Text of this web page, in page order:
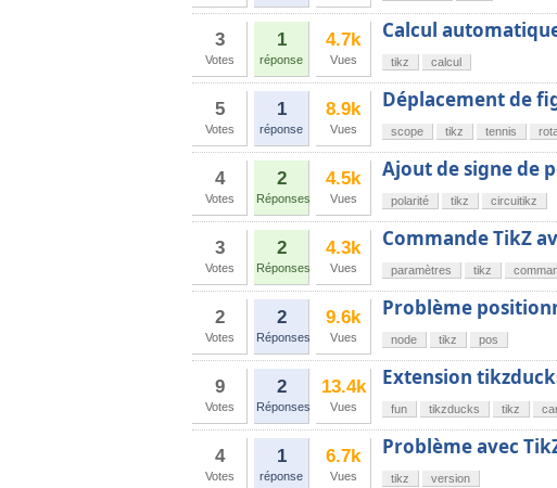
3
Votes
1
réponse
4.7k
Vues
Calcul
tikz calcul
5
Votes
1
réponse
8.9k
Vues
Déplacement de
scope tikz tennis
4
Votes
2
Réponses
4.5k
Vues
Ajout de signe de
polarité tikz circuitikz
3
Votes
2
Réponses
4.3k
Vues
Commande TikZ
paramètres tikz
2
Votes
2
Réponses
9.6k
Vues
Problème
node tikz pos
9
Votes
2
Réponses
13.4k
Vues
Extension
fun tikzducks tikz
4
Votes
1
réponse
6.7k
Vues
Problème avec
tikz version